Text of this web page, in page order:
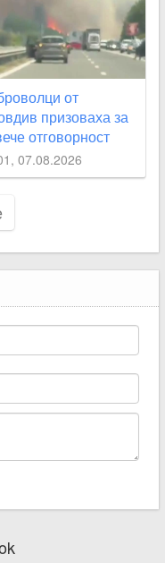
от
призоваха за
отговорност
пожара край АМ
07.08.2026